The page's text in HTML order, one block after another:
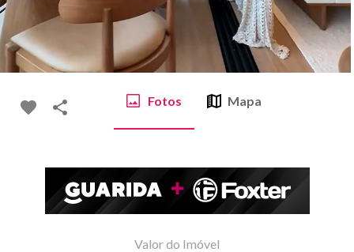
Fotos Mapa
Valor do Imóvel